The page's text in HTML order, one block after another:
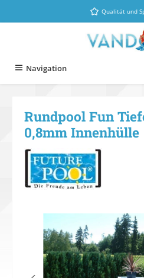
Zum Hauptinhalt springenQualität und
Navigation
Rundpool Fun
0,8mm Innenhülle